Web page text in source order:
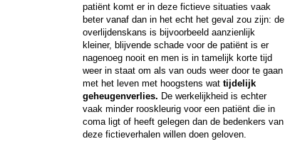
patiënt komt er in deze fictieve situaties vaak
beter vanaf dan in het echt het geval zou zijn: de
overlijdenskans is bijvoorbeeld aanzienlijk
kleiner, blijvende schade voor de patiënt is er
nagenoeg nooit en men is in tamelijk korte tijd
weer in staat om als van ouds weer door te gaan
met het leven met hoogstens wat tijdelijk
geheugenverlies. De werkelijkheid is echter
vaak minder rooskleurig voor een patiënt die in
coma ligt of heeft gelegen dan de bedenkers van
deze fictieverhalen willen doen geloven.